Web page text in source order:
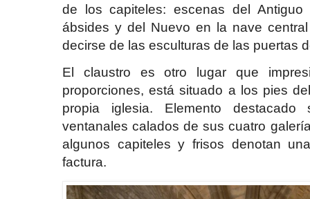
de los capiteles: escenas del
ábsides y del Nuevo en la nave
decirse de las esculturas de las puertas
El claustro es otro lugar que
proporciones, está situado a los pies
propia iglesia. Elemento
ventanales calados de sus cuatro
algunos capiteles y frisos denotan
factura.